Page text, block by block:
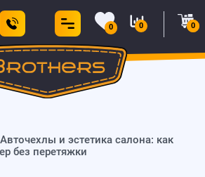
0 0 0
Авточехлы и эстетика салона: как
без перетяжки